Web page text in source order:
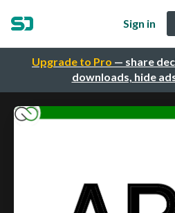
Upgrade to Pro — share
downloads, hide
Sign in